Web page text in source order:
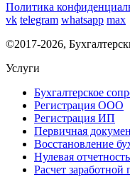
Политика
vk telegram whatsapp max
©2017-2026,
Услуги
Бухгалтерское
Регистрация ООО
Регистрация ИП
Первичная
Восстановление
Нулевая отчетность
Расчет заработной